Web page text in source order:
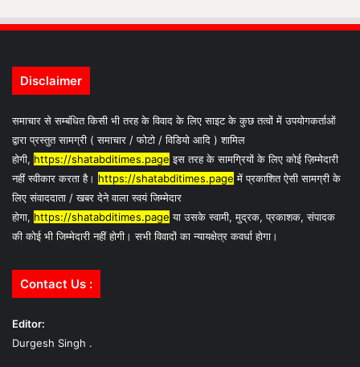
Disclaimer
समाचार से सम्बंधित किसी भी तरह के विवाद के लिए साइट के कुछ तत्वों में उपयोगकर्ताओं
द्वारा प्रस्तुत सामग्री ( समाचार / फोटो / विडियो आदि ) शामिल
होगी, https://shatabditimes.page इस तरह के सामग्रियों के लिए कोई ज़िम्मेदारी
नहीं स्वीकार करता है। https://shatabditimes.page में प्रकाशित ऐसी सामग्री के
लिए संवाददाता / खबर देने वाला स्वयं जिम्मेदार
होगा, https://shatabditimes.page या उसके स्वामी, मुद्रक, प्रकाशक, संपादक
की कोई भी जिम्मेदारी नहीं होगी। सभी विवादों का न्यायक्षेत्र कवर्धा होगा।
Contact Us :
Editor:
Durgesh Singh .